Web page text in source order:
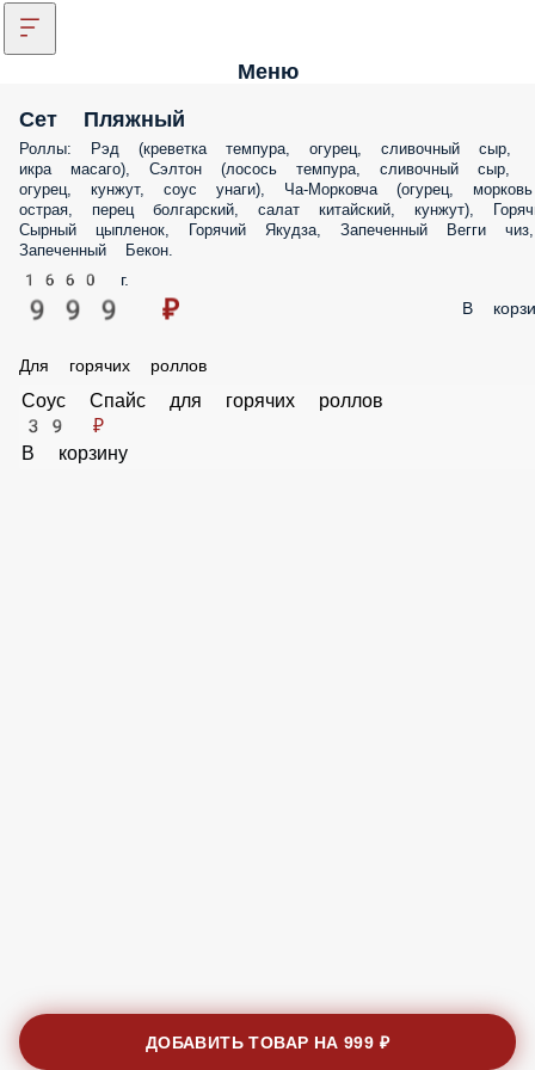
Меню
Сет Пляжный
Роллы: Рэд (креветка темпура, огурец, сливочный сыр,
икра масаго), Сэлтон (лосось темпура, сливочный сыр,
огурец, кунжут, соус унаги), Ча-Морковча (огурец, морковь
острая, перец болгарский, салат китайский, кунжут),
Сырный цыпленок, Горячий Якудза, Запеченный Вегги чиз,
Запеченный Бекон.
1660 г.
999 ₽ В
Для горячих роллов
Соус Спайс для горячих роллов
39 ₽
В корзину
ДОБАВИТЬ ТОВАР НА999 ₽